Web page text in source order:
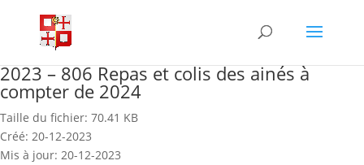
content
2023 – 806 Repas et colis des ainés à
compter de 2024
Taille du fichier: 70.41 KB
Créé: 20-12-2023
Mis à jour: 20-12-2023